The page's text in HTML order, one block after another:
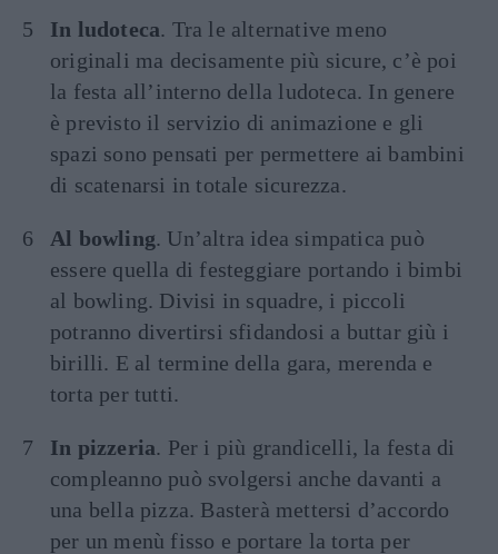
In ludoteca. Tra le alternative meno
originali ma decisamente più sicure, c’è poi
la festa all’interno della ludoteca. In genere
è previsto il servizio di animazione e gli
spazi sono pensati per permettere ai bambini
di scatenarsi in totale sicurezza.
Al bowling. Un’altra idea simpatica può
essere quella di festeggiare portando i bimbi
al bowling. Divisi in squadre, i piccoli
potranno divertirsi sfidandosi a buttar giù i
birilli. E al termine della gara, merenda e
torta per tutti.
In pizzeria. Per i più grandicelli, la festa di
compleanno può svolgersi anche davanti a
una bella pizza. Basterà mettersi d’accordo
per un menù fisso e portare la torta per